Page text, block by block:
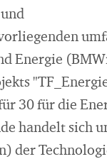
Energie
30 für die
handelt sich
der